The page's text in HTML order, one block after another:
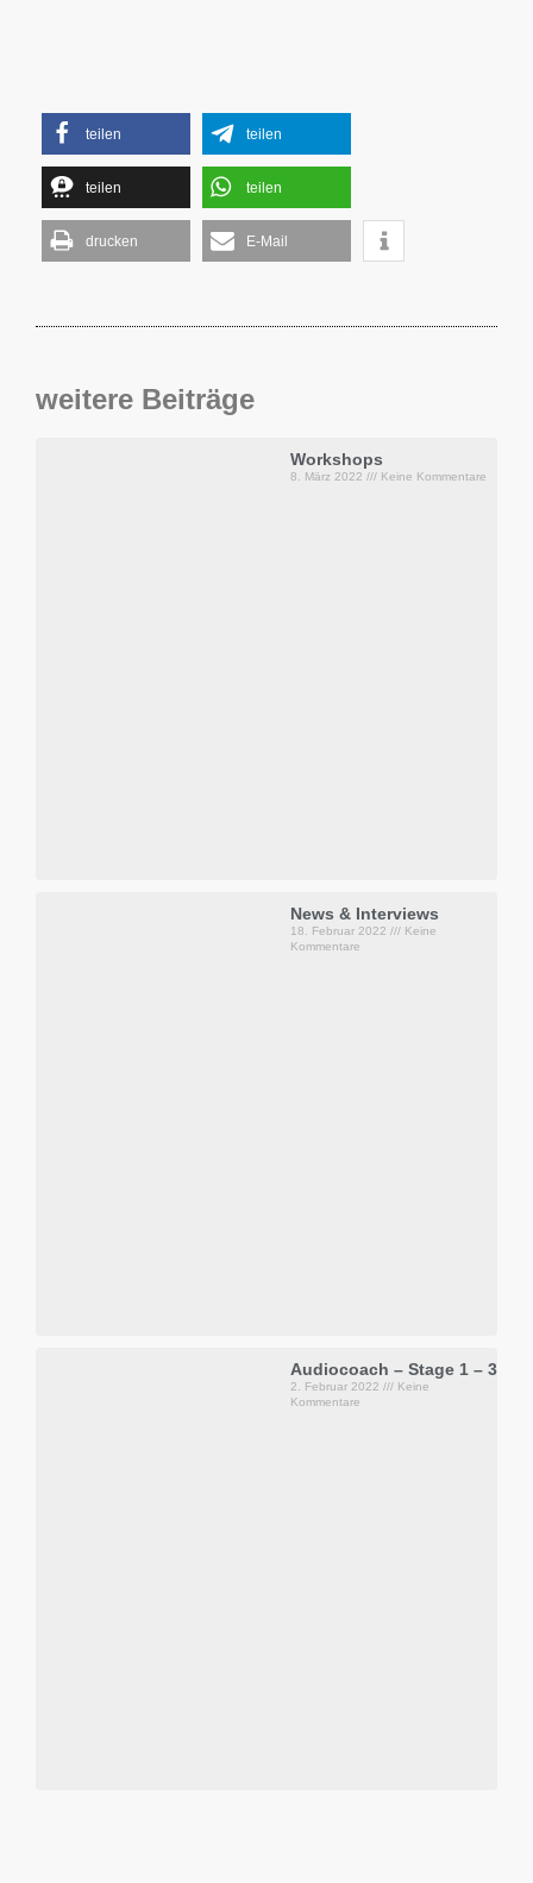
teilen teilen
teilen teilen
drucken E-Mail
weitere Beiträge
Workshops
8. März 2022 Keine Kommentare
News & Interviews
18. Februar 2022
Keine
Kommentare
Audiocoach – Stage 1 – 3
2. Februar 2022
Keine
Kommentare